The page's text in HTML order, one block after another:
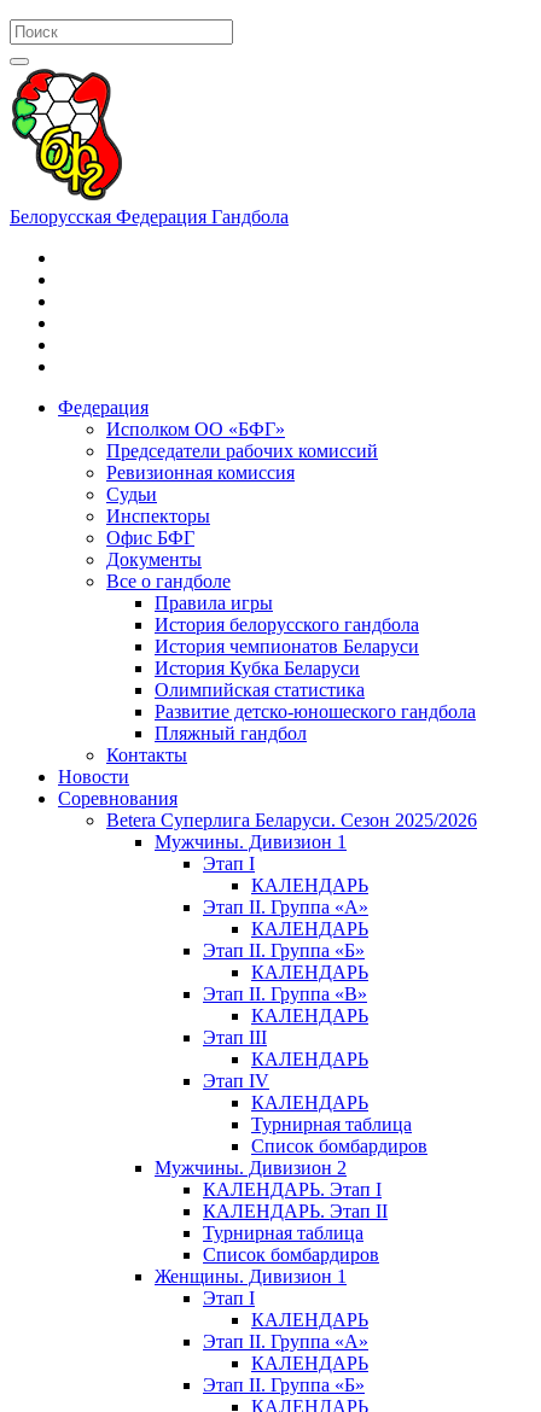
Белорусская Федерация Гандбола
Федерация
Исполком ОО «БФГ»
Председатели рабочих комиссий
Ревизионная комиссия
Судьи
Инспекторы
Офис БФГ
Документы
Все о гандболе
Правила игры
История белорусского гандбола
История чемпионатов Беларуси
История Кубка Беларуси
Олимпийская статистика
Развитие детско-юношеского гандбола
Пляжный гандбол
Контакты
Новости
Соревнования
Betera Суперлига Беларуси. Сезон 2025/2026
Мужчины. Дивизион 1
Этап I
КАЛЕНДАРЬ
Этап II. Группа «А»
КАЛЕНДАРЬ
Этап II. Группа «Б»
КАЛЕНДАРЬ
Этап II. Группа «В»
КАЛЕНДАРЬ
Этап III
КАЛЕНДАРЬ
Этап IV
КАЛЕНДАРЬ
Турнирная таблица
Список бомбардиров
Мужчины. Дивизион 2
КАЛЕНДАРЬ. Этап I
КАЛЕНДАРЬ. Этап II
Турнирная таблица
Список бомбардиров
Женщины. Дивизион 1
Этап I
КАЛЕНДАРЬ
Этап II. Группа «А»
КАЛЕНДАРЬ
Этап II. Группа «Б»
КАЛЕНДАРЬ